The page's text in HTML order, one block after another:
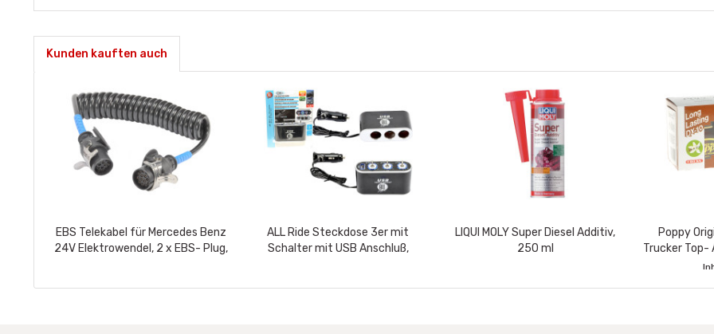
Kunden kauften auch
EBS Telekabel für Mercedes Benz
24V Elektrowendel, 2 x EBS- Plug,
ALL Ride Steckdose 3er mit
Schalter mit USB Anschluß,
LIQUI MOLY Super Diesel Additiv,
250 ml
Poppy
Trucker Top-